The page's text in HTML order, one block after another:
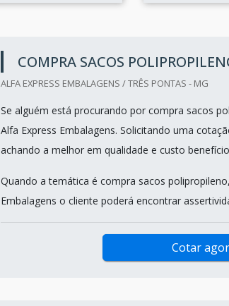
COMPRA SACOS
ALFA EXPRESS EMBALAGENS / TRÊS PONTAS - MG
Se alguém está procurando por compra sacos
Alfa Express Embalagens. Solicitando uma
achando a melhor em qualidade e custo
Quando a temática é compra sacos
Embalagens o cliente poderá encontrar
Cotar